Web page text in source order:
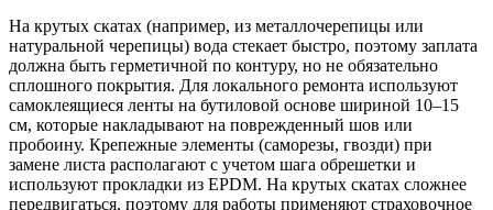
На крутых скатах (например, из металлочерепицы или
натуральной черепицы) вода стекает быстро, поэтому заплата
должна быть герметичной по контуру, но не обязательно
сплошного покрытия. Для локального ремонта используют
самоклеящиеся ленты на бутиловой основе шириной 10–15
см, которые накладывают на поврежденный шов или
пробоину. Крепежные элементы (саморезы, гвозди) при
замене листа располагают с учетом шага обрешетки и
используют прокладки из EPDM. На крутых скатах сложнее
передвигаться, поэтому для работы применяют страховочное